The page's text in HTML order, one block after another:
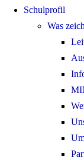
Schulprofil
Was